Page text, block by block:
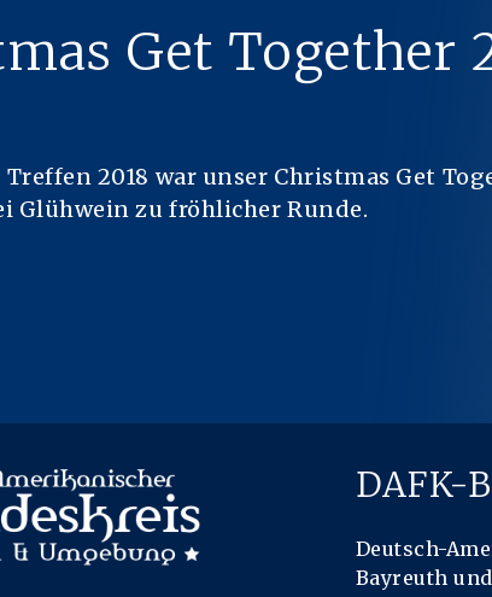
Get Together
2018 war unser Christmas Get
Glühwein zu fröhlicher Runde.
DAFK-
Deutsch-
Bayreuth